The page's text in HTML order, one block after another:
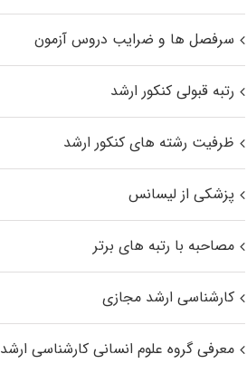
سرفصل ها و ضرایب دروس آزمون
رتبه قبولی کنکور ارشد
ظرفیت رشته های کنکور ارشد
پزشکی از لیسانس
مصاحبه با رتبه های برتر
کارشناسی ارشد مجازی
معرفی گروه علوم انسانی کارشناسی ارشد